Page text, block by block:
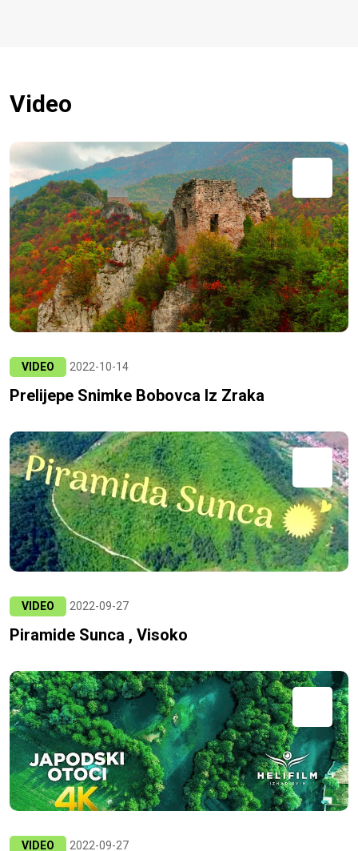
Video
VIDEO 2022-10-14
Prelijepe Snimke Bobovca Iz Zraka
VIDEO 2022-09-27
Piramide Sunca , Visoko
VIDEO 2022-09-27